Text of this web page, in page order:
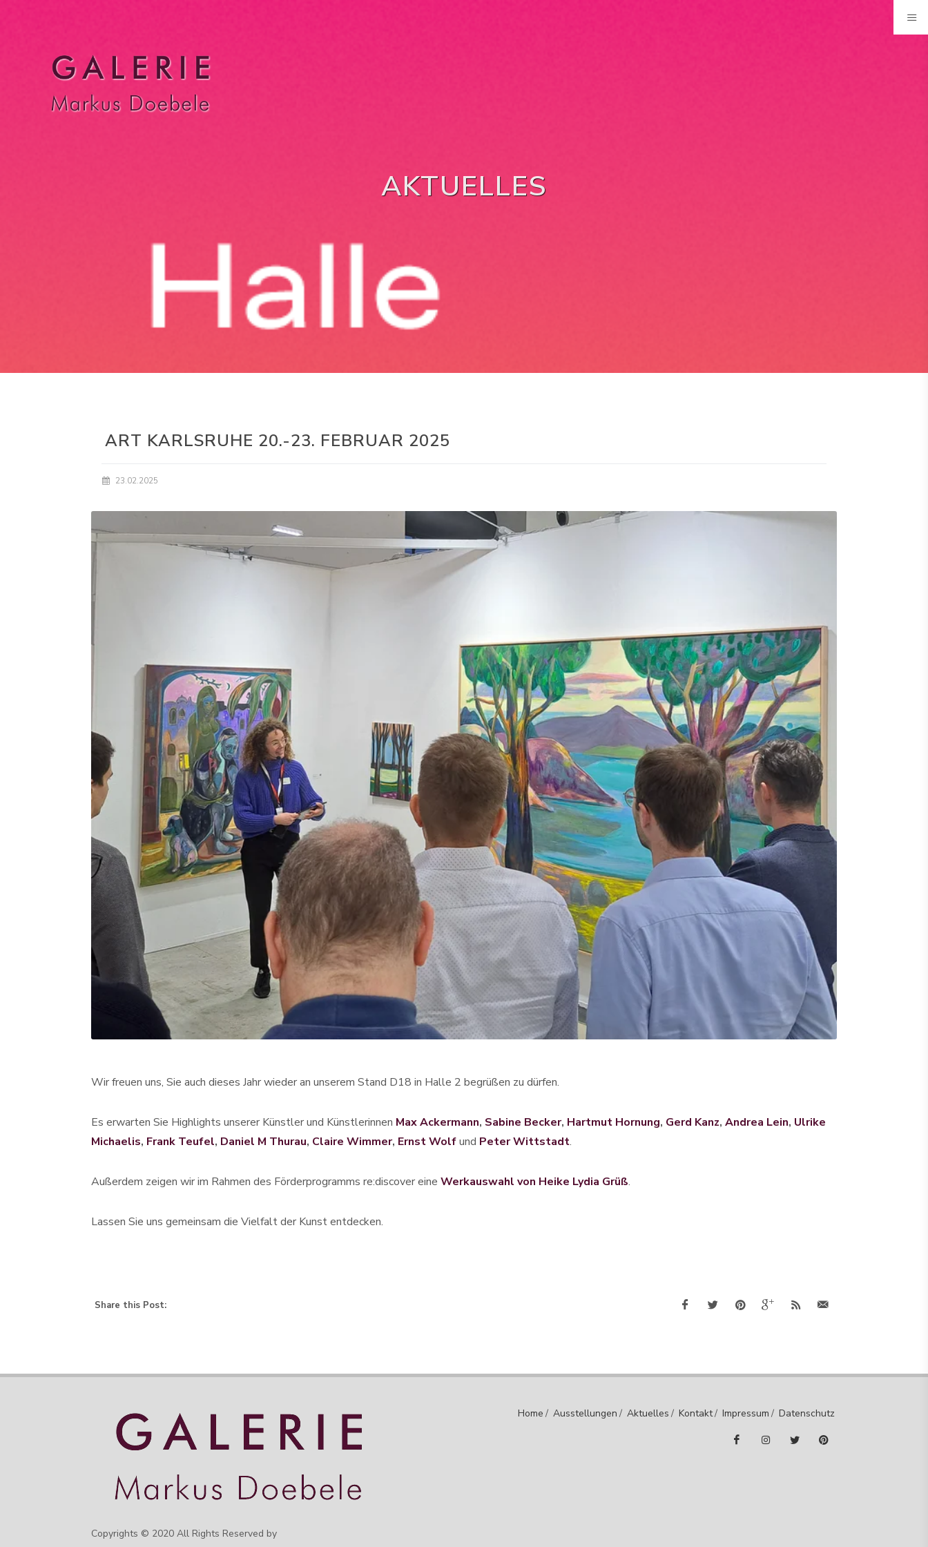
AKTUELLES
ART KARLSRUHE 20.-23. FEBRUAR 2025
23.02.2025
Wir freuen uns, Sie auch dieses Jahr wieder an unserem Stand D18 in Halle 2 begrüßen zu dürfen.
Es erwarten Sie Highlights unserer Künstler und Künstlerinnen Max Ackermann, Sabine Becker, Hartmut Hornung, Gerd Kanz, Andrea Lein, Ulrike
Michaelis, Frank Teufel, Daniel M Thurau, Claire Wimmer, Ernst Wolfund Peter Wittstadt.
Außerdem zeigen wir im Rahmen des Förderprogramms re:discover eine Werkauswahl von Heike Lydia Grüß.
Lassen Sie uns gemeinsam die Vielfalt der Kunst entdecken.
Share this Post:
Copyrights © 2020 All Rights Reserved by
Home / Ausstellungen / Aktuelles / Kontakt/ Impressum / Datenschutz